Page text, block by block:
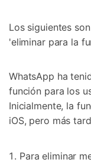
Los siguientes
'eliminar para la
WhatsApp ha
función para los
Inicialmente, la
iOS, pero más
Para eliminar